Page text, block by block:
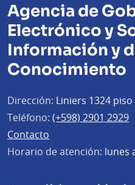
Agencia de
Electrónico y
Información y
Conocimiento
Dirección: Liniers 1324
Teléfono: (+598) 2901 2929
Contacto
Horario de atención: lunes